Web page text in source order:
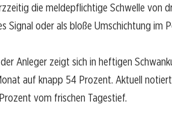
die meldepflichtige Schwelle von
Signal oder als bloße Umschichtung im
Anleger zeigt sich in heftigen
auf knapp 54 Prozent. Aktuell
vom frischen Tagestief.